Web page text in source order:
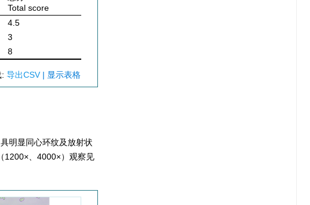
Total score
4.5
3
8
导出CSV | 显示表格
明显同心环纹及放射状
1200×、 4000×）观察见